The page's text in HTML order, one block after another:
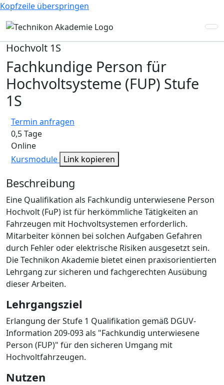
Kopfzeile überspringen
Hochvolt 1S
Fachkundige Person für
Hochvoltsysteme (FUP) Stufe
1S
Termin anfragen
0,5 Tage
Online
Kursmodule Link kopieren
Beschreibung
Eine Qualifikation als Fachkundig unterwiesene Person
Hochvolt (FuP) ist für herkömmliche Tätigkeiten an
Fahrzeugen mit Hochvoltsystemen erforderlich.
Mitarbeiter können bei solchen Aufgaben Gefahren
durch Fehler oder elektrische Risiken ausgesetzt sein.
Die Technikon Akademie bietet einen praxisorientierten
Lehrgang zur sicheren und fachgerechten Ausübung
dieser Arbeiten.
Lehrgangsziel
Erlangung der Stufe 1 Qualifikation gemäß DGUV-
Information 209-093 als "Fachkundig unterwiesene
Person (FUP)" für den sicheren Umgang mit
Hochvoltfahrzeugen.
Nutzen